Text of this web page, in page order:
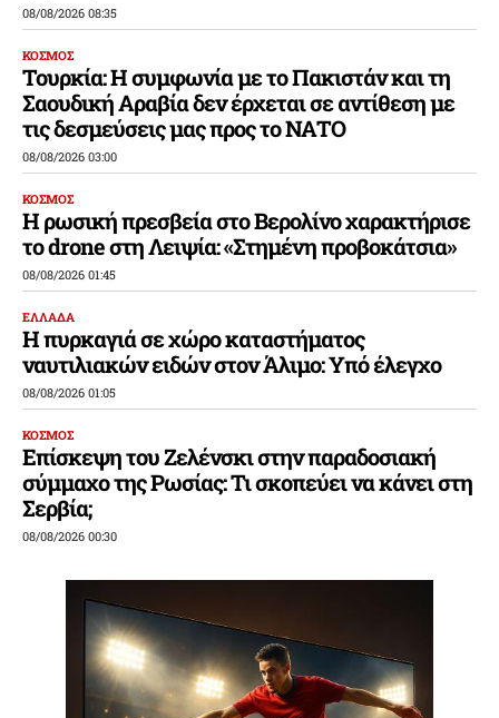
08/08/2026 08:35
ΚΟΣΜΟΣ
Τουρκία: Η συμφωνία με το Πακιστάν και τη
Σαουδική Αραβία δεν έρχεται σε αντίθεση με
τις δεσμεύσεις μας προς το ΝΑΤΟ
08/08/2026 03:00
ΚΟΣΜΟΣ
Η ρωσική πρεσβεία στο Βερολίνο χαρακτήρισε
το drone στη Λειψία: «Στημένη προβοκάτσια»
08/08/2026 01:45
ΕΛΛΑΔΑ
Η πυρκαγιά σε χώρο καταστήματος
ναυτιλιακών ειδών στον Άλιμο: Υπό έλεγχο
08/08/2026 01:05
ΚΟΣΜΟΣ
Επίσκεψη του Ζελένσκι στην παραδοσιακή
σύμμαχο της Ρωσίας: Τι σκοπεύει να κάνει στη
Σερβία;
08/08/2026 00:30